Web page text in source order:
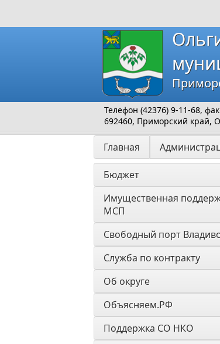
Телефон (42376) 9-11-68,
692460, Приморский край,
Главная
Бюджет
Имущественная
МСП
Свободный порт
Служба по контракту
Об округе
Объясняем.РФ
Поддержка СО НКО